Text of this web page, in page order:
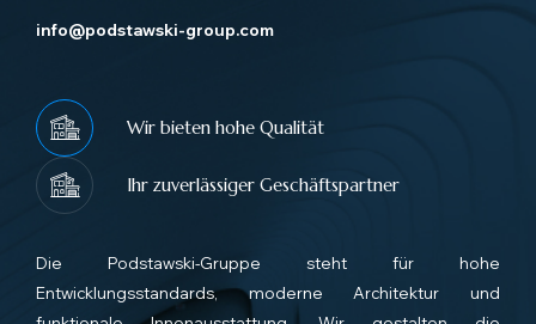
info@podstawski-group.com
Wir bieten hohe Qualität
Ihr zuverlässiger Geschäftspartner
Die Podstawski-Gruppe steht für hohe
Entwicklungsstandards, moderne Architektur und